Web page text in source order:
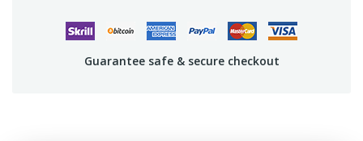
Guarantee safe & secure checkout